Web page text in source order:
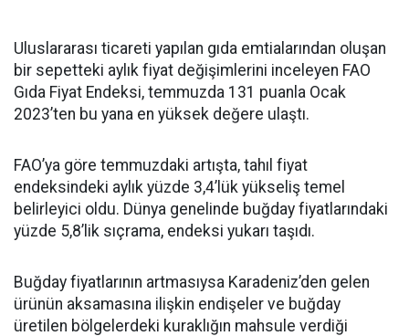
Uluslararası ticareti yapılan gıda emtialarından oluşan
bir sepetteki aylık fiyat değişimlerini inceleyen FAO
Gıda Fiyat Endeksi, temmuzda 131 puanla Ocak
2023’ten bu yana en yüksek değere ulaştı.
FAO’ya göre temmuzdaki artışta, tahıl fiyat
endeksindeki aylık yüzde 3,4’lük yükseliş temel
belirleyici oldu. Dünya genelinde buğday fiyatlarındaki
yüzde 5,8’lik sıçrama, endeksi yukarı taşıdı.
Buğday fiyatlarının artmasıysa Karadeniz’den gelen
ürünün aksamasına ilişkin endişeler ve buğday
üretilen bölgelerdeki kuraklığın mahsule verdiği